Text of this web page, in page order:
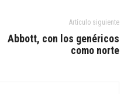
Artículo siguiente
Abbott, con los genéricos
como norte